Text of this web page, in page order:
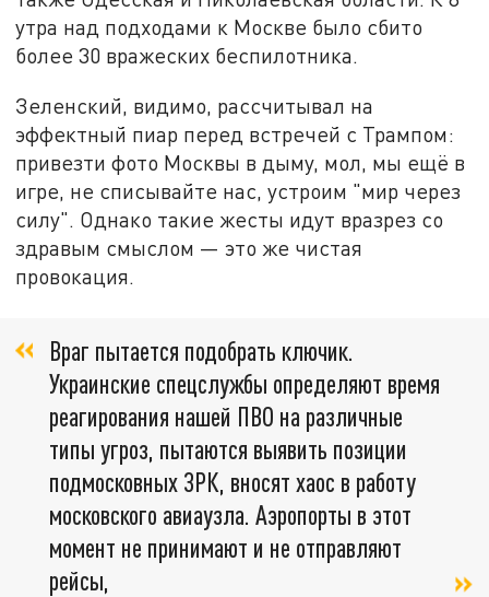
утра над подходами к Москве было сбито
более 30 вражеских беспилотника.
Зеленский, видимо, рассчитывал на
эффектный пиар перед встречей с Трампом:
привезти фото Москвы в дыму, мол, мы ещё в
игре, не списывайте нас, устроим "мир через
силу". Однако такие жесты идут вразрез со
здравым смыслом — это же чистая
провокация.
Враг пытается подобрать ключик.
Украинские спецслужбы определяют время
реагирования нашей ПВО на различные
типы угроз, пытаются выявить позиции
подмосковных ЗРК, вносят хаос в работу
московского авиаузла. Аэропорты в этот
момент не принимают и не отправляют
рейсы,